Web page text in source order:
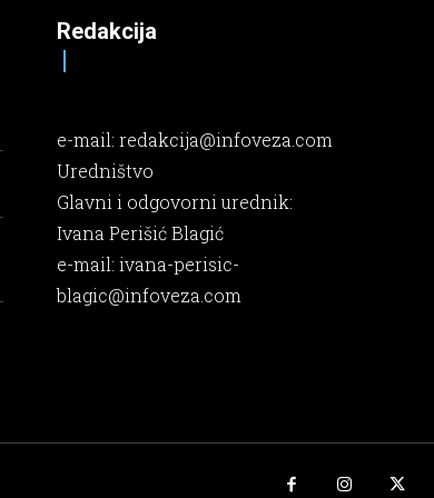
Redakcija
e-mail:redakcija@infoveza.com
Uredništvo
Glavni i odgovorni urednik:
Ivana Perišić Blagić
e-mail:ivana-perisic-
blagic@infoveza.com